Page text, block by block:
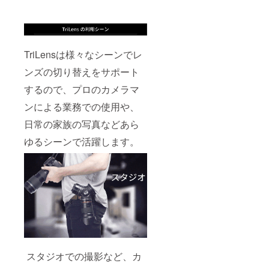
TriLensは様々なシーンでレ
ンズの切り替えをサポート
するので、プロのカメラマ
ンによる業務での使用や、
日常の家族の写真などあら
ゆるシーンで活躍します。
スタジオでの撮影など、カ